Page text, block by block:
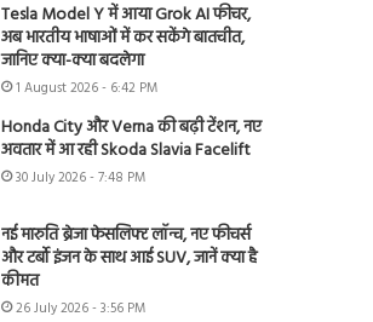
Tesla Model Y में आया Grok AI फीचर,
अब भारतीय भाषाओं में कर सकेंगे बातचीत,
जानिए क्या-क्या बदलेगा
1 August 2026 - 6:42 PM
Honda City और Verna की बढ़ी टेंशन, नए
अवतार में आ रही Skoda Slavia Facelift
30 July 2026 - 7:48 PM
नई मारुति ब्रेजा फेसलिफ्ट लॉन्च, नए फीचर्स
और टर्बो इंजन के साथ आई SUV, जानें क्या है
कीमत
26 July 2026 - 3:56 PM